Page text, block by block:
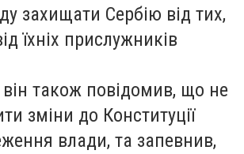
захищати Сербію від тих,
їхніх прислужників
також повідомив, що не
зміни до Конституції
влади, та запевнив,